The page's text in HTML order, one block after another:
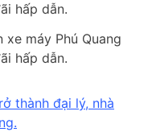
máy Phú Quang
hấp dẫn.
thành đại lý, nhà